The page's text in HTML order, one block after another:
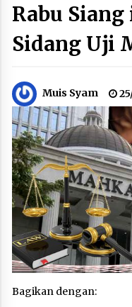
Rabu
Sidang Uji
Muis Syam
Bagikan dengan: